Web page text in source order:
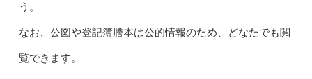
う。
なお、公図や登記簿謄本は公的情報のため、どなたでも閲
覧できます。